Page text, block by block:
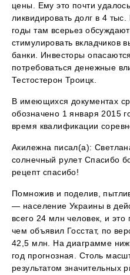
цены. Ему это почти
ликвидировать долг в 4
годы там всерьез
стимулировать вкладчиков
банки. Инвесторы
потребоваться денежные
Тестостерон Троицк.
В имеющихся документах
обозначено 1 января 2015
время квалификации
Акилежна писал(а):
солнечный рулет Спасибо
рецепт спасибо!
Помножив и поделив,
— население Украины в
всего 24 млн человек, и
чем объявил Госстат, по
42,5 млн. На диаграмме
год прогнозная. Столь
результатом значительных